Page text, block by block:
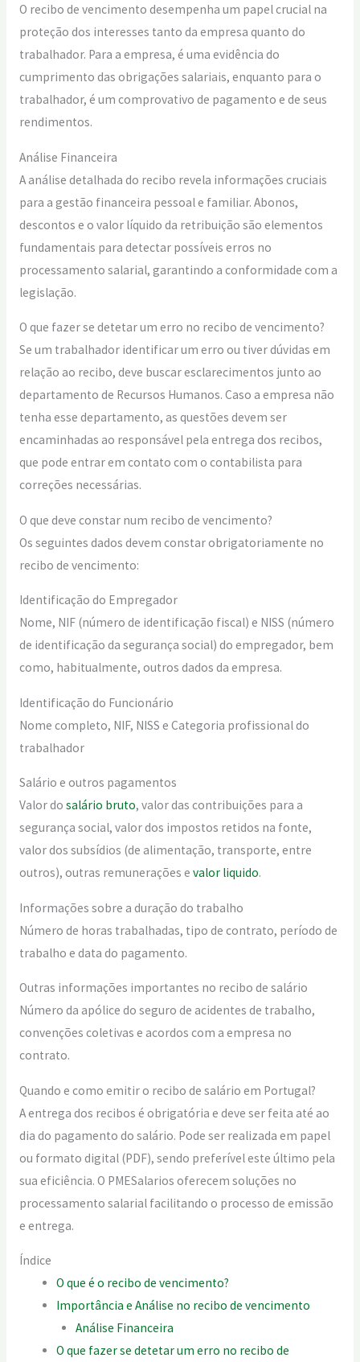
O recibo de vencimento desempenha um papel crucial na
proteção dos interesses tanto da empresa quanto do
trabalhador. Para a empresa, é uma evidência do
cumprimento das obrigações salariais, enquanto para o
trabalhador, é um comprovativo de pagamento e de seus
rendimentos.
Análise Financeira
A análise detalhada do recibo revela informações cruciais
para a gestão financeira pessoal e familiar. Abonos,
descontos e o valor líquido da retribuição são elementos
fundamentais para detectar possíveis erros no
processamento salarial, garantindo a conformidade com a
legislação.
O que fazer se detetar um erro no recibo de vencimento?
Se um trabalhador identificar um erro ou tiver dúvidas em
relação ao recibo, deve buscar esclarecimentos junto ao
departamento de Recursos Humanos. Caso a empresa não
tenha esse departamento, as questões devem ser
encaminhadas ao responsável pela entrega dos recibos,
que pode entrar em contato com o contabilista para
correções necessárias.
O que deve constar num recibo de vencimento?
Os seguintes dados devem constar obrigatoriamente no
recibo de vencimento:
Identificação do Empregador
Nome, NIF (número de identificação fiscal) e NISS (número
de identificação da segurança social) do empregador, bem
como, habitualmente, outros dados da empresa.
Identificação do Funcionário
Nome completo, NIF, NISS e Categoria profissional do
trabalhador
Salário e outros pagamentos
Valor do salário bruto, valor das contribuições para a
segurança social, valor dos impostos retidos na fonte,
valor dos subsídios (de alimentação, transporte, entre
outros), outras remunerações e valor liquido.
Informações sobre a duração do trabalho
Número de horas trabalhadas, tipo de contrato, período de
trabalho e data do pagamento.
Outras informações importantes no recibo de salário
Número da apólice do seguro de acidentes de trabalho,
convenções coletivas e acordos com a empresa no
contrato.
Quando e como emitir o recibo de salário em Portugal?
A entrega dos recibos é obrigatória e deve ser feita até ao
dia do pagamento do salário. Pode ser realizada em papel
ou formato digital (PDF), sendo preferível este último pela
sua eficiência. O PMESalarios oferecem soluções no
processamento salarial facilitando o processo de emissão
e entrega.
Índice
O que é o recibo de vencimento?
Importância e Análise no recibo de vencimento
Análise Financeira
O que fazer se detetar um erro no recibo de